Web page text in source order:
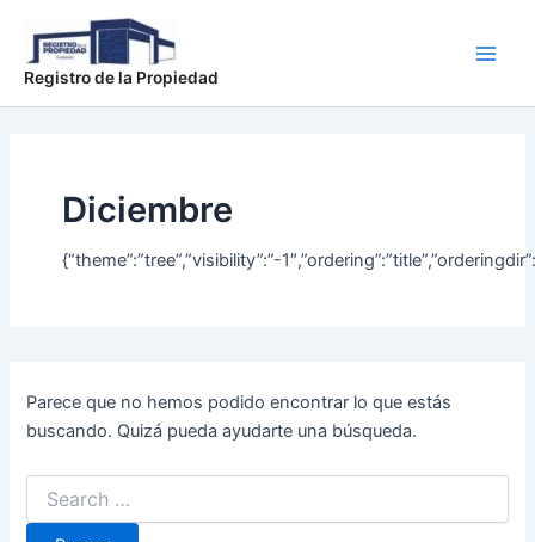
contenido
Registro de la Propiedad
Diciembre
{“theme”:”tree”,”visibility”:”-
Parece que no hemos podido encontrar lo que estás
buscando. Quizá pueda ayudarte una búsqueda.
por: